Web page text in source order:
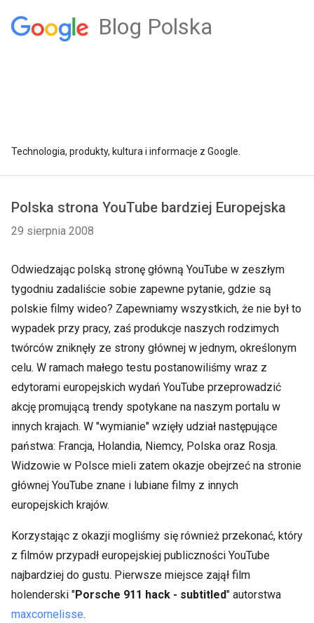
Blog Polska
Technologia, produkty, kultura i informacje z Google.
Polska strona YouTube bardziej Europejska
29 sierpnia 2008
Odwiedzając polską stronę główną YouTube w zeszłym
tygodniu zadaliście sobie zapewne pytanie, gdzie są
polskie filmy wideo? Zapewniamy wszystkich, że nie był to
wypadek przy pracy, zaś produkcje naszych rodzimych
twórców zniknęły ze strony głównej w jednym, określonym
celu. W ramach małego testu postanowiliśmy wraz z
edytorami europejskich wydań YouTube przeprowadzić
akcję promującą trendy spotykane na naszym portalu w
innych krajach. W "wymianie" wzięły udział następujące
państwa: Francja, Holandia, Niemcy, Polska oraz Rosja.
Widzowie w Polsce mieli zatem okazje obejrzeć na stronie
głównej YouTube znane i lubiane filmy z innych
europejskich krajów.
Korzystając z okazji mogliśmy się również przekonać, który
z filmów przypadł europejskiej publiczności YouTube
najbardziej do gustu. Pierwsze miejsce zajął film
holenderski "Porsche 911 hack - subtitled" autorstwa
maxcornelisse.